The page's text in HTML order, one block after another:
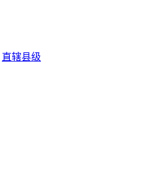
直辖县级